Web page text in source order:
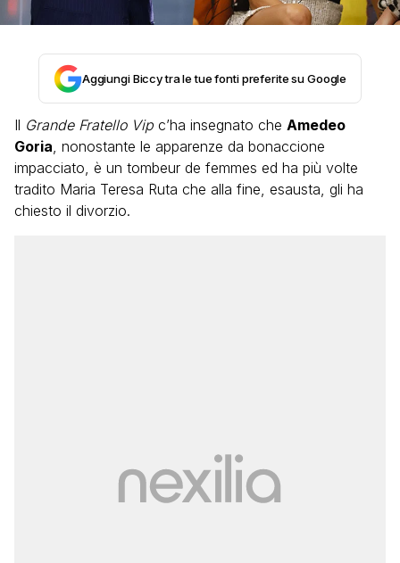
Aggiungi Biccy tra le tue fonti preferite su Google
Il Grande Fratello Vip c’ha insegnato che Amedeo
Goria, nonostante le apparenze da bonaccione
impacciato, è un tombeur de femmes ed ha più volte
tradito Maria Teresa Ruta che alla fine, esausta, gli ha
chiesto il divorzio.